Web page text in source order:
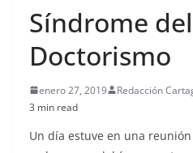
Síndrome del
Doctorismo
enero 27, 2019 Redacción
3 min read
Un día estuve en una